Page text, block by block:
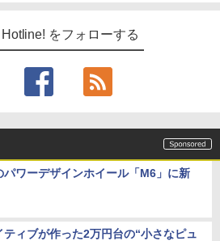
をフォローする
パワーデザインホイール「M6」に新
ティブが作った2万円台の“小さなピュ